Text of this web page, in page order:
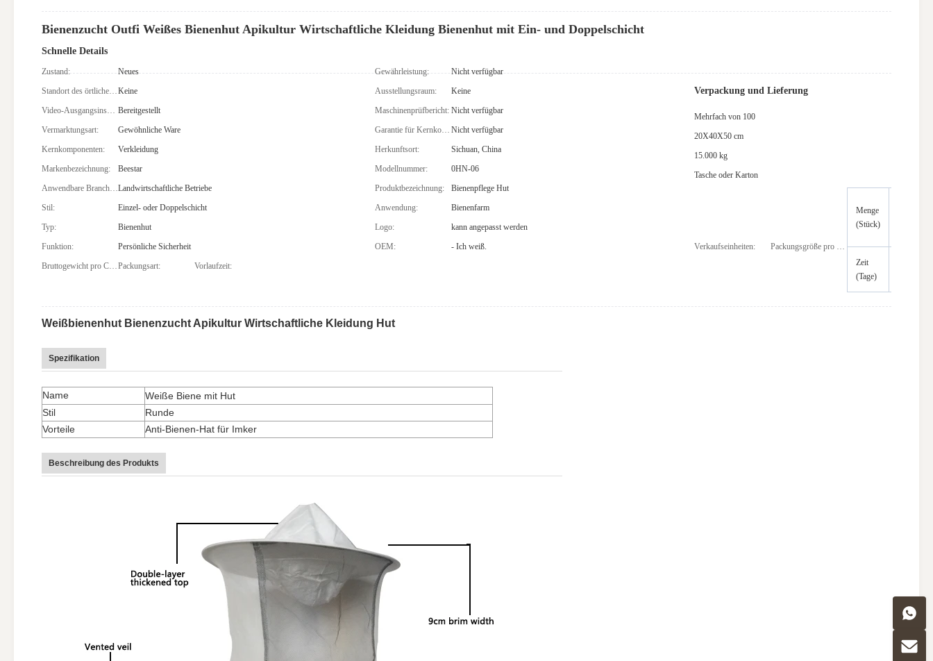
Bienenzucht Outfi Weißes Bienenhut Apikultur Wirtschaftliche Kleidung Bienenhut mit Ein- und Doppelschicht
Schnelle Details
Zustand: Neues Gewährleistung:
Nicht verfügbar
Standort des örtlichen Dienstes:Keine Ausstellungsraum:
Keine
Video-Ausgangsinspektion: Bereitgestellt Maschinenprüfbericht: Nicht verfügbar
Vermarktungsart:
Gewöhnliche Ware Garantie für Kernkomponenten: Nicht verfügbar
Kernkomponenten:
Verkleidung Herkunftsort:
Sichuan, China
Markenbezeichnung:
Beestar Modellnummer:
0HN-06
Anwendbare Branchen:Landwirtschaftliche Betriebe Produktbezeichnung:
Bienenpflege Hut
Stil:
Einzel- oder Doppelschicht Anwendung:
Bienenfarm
Typ:
Bienenhut Logo:
kann angepasst werden
Funktion:
Persönliche Sicherheit OEM: - Ich weiß.
Verpackung und Lieferung
Verkaufseinheiten:
Mehrfach von 100
Packungsgröße pro Charge:
20X40X50 cm
Bruttogewicht pro Charge:
15.000 kg
Packungsart:
Tasche oder Karton
Vorlaufzeit:
Menge
(Stück)
Zeit
(Tage)
Weißbienenhut Bienenzucht Apikultur Wirtschaftliche Kleidung Hut
Spezifikation
Name
Weiße Biene mit Hut
Stil
Runde
Vorteile
Anti-Bienen-Hat für Imker
Beschreibung des Produkts